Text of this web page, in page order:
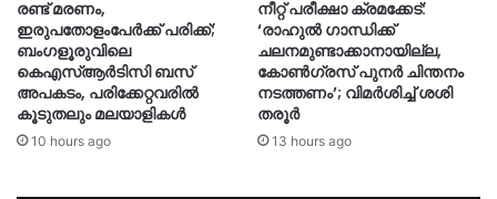
രണ്ട് മരണം,
ഇരുപതോളംപേർക്ക് പരിക്ക്;
ബംഗളൂരുവിലെ
കെഎസ്ആർടിസി ബസ്
അപകടം, പരിക്കേറ്റവരിൽ
കൂടുതലും മലയാളികൾ
10 hours ago
നീറ്റ് പരീക്ഷാ ക്രമക്കേട്:
‘രാഹുൽ ഗാന്ധിക്ക്
ചലനമുണ്ടാക്കാനായില്ല,
കോൺഗ്രസ് പുനർ ചിന്തനം
നടത്തണം’; വിമർശിച്ച് ശശി
തരൂർ
13 hours ago